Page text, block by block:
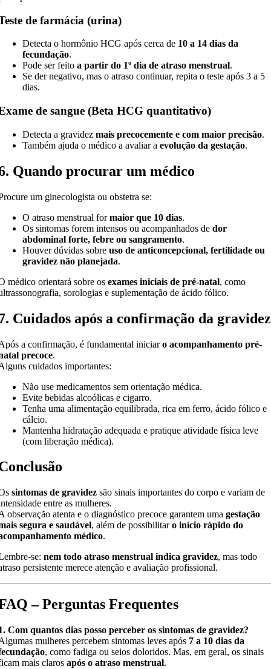
de farmácia (urina)
Detecta o hormônio HCG após cerca de 10 a 14 dias da
fecundação.
Pode ser feitoa partir do 1º dia de atraso menstrual.
Se der negativo, mas o atraso continuar, repita o teste após 3 a 5
dias.
de sangue (Beta HCG quantitativo)
Detecta a gravidezmais precocemente e com maior precisão.
Também ajuda o médico a avaliar aevolução da gestação.
Quando procurar um médico
um ginecologista ou obstetra se:
O atraso menstrual formaior que 10 dias.
Os sintomas forem intensos ou acompanhados dedor
abdominal forte, febre ou sangramento.
Houver dúvidas sobreuso de anticoncepcional, fertilidade ou
gravidez não planejada.
médico orientará sobre osexames iniciais de pré-natal, como
sorologias e suplementação de ácido fólico.
Cuidados após a confirmação da gravidez
a confirmação, é fundamental iniciaro acompanhamento pré-
precoce.
cuidados importantes:
Não use medicamentos sem orientação médica.
Evite bebidas alcoólicas e cigarro.
Tenha uma alimentação equilibrada, rica em ferro, ácido fólico e
cálcio.
Mantenha hidratação adequada e pratique atividade física leve
(com liberação médica).
sintomas de gravidez são sinais importantes do corpo e variam de
entre as mulheres.
observação atenta e o diagnóstico precoce garantem umagestação
segura e saudável, além de possibilitaro início rápido do
médico.
se:nem todo atraso menstrual indica gravidez, mas todo
persistente merece atenção e avaliação profissional.
– Perguntas Frequentes
Com quantos dias posso perceber os sintomas de gravidez?
mulheres percebem sintomas leves após 7 a 10 dias da
, como fadiga ou seios doloridos. Mas, em geral, os sinais
mais clarosapós o atraso menstrual.